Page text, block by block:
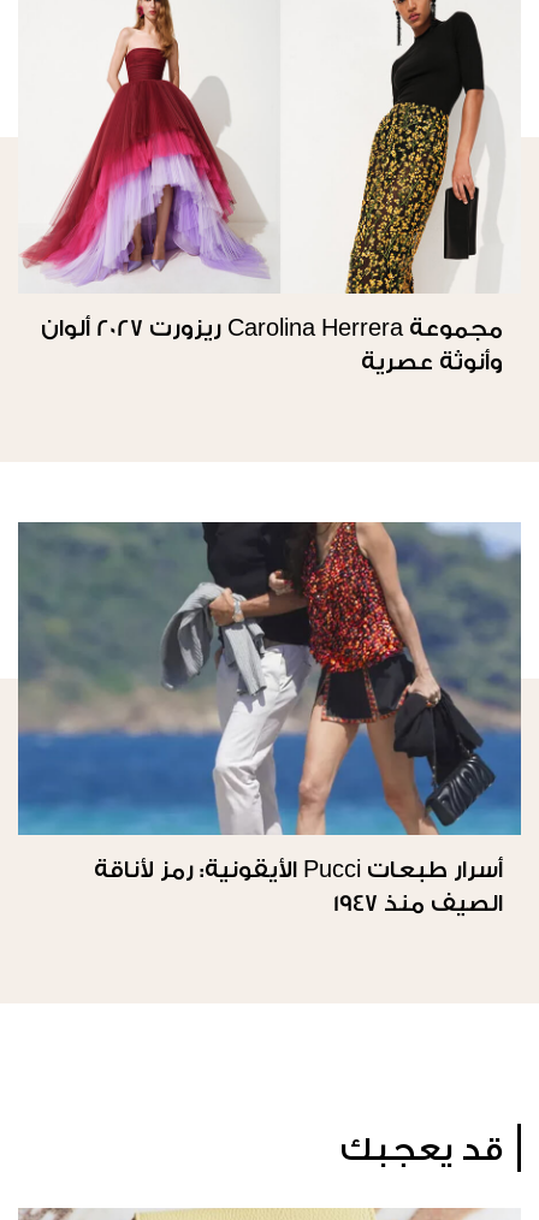
مجموعة Carolina Herrera ريزورت 2027 ألوان
وأنوثة عصرية
أسرار طبعات Pucci الأيقونية: رمز لأناقة
الصيف منذ 1947
قد يعجبك